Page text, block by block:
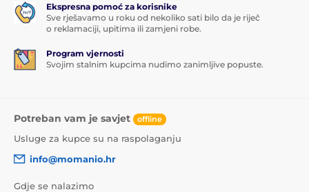
Ekspresna pomoć za korisnike
Sve rješavamo u roku od nekoliko sati bilo da je riječ
o reklamaciji, upitima ili zamjeni robe.
Program vjernosti
Svojim stalnim kupcima nudimo zanimljive popuste.
Potreban vam je savjet offline
Usluge za kupce su na raspolaganju
info@momanio.hr
Gdje se nalazimo